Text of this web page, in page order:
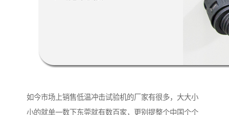
如今市场上销售低温冲击试验机的厂家有很多，大大小
小的就单一数下东莞就有数百家，更别提整个中国个个